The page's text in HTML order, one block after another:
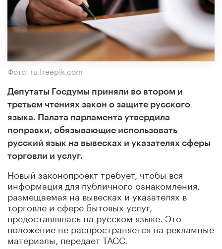
Фото: ru.freepik.com
Депутаты Госдумы приняли во втором и
третьем чтениях закон о защите русского
языка. Палата парламента утвердила
поправки, обязывающие использовать
русский язык на вывесках и указателях сферы
торговли и услуг.
Новый законопроект требует, чтобы вся
информация для публичного ознакомления,
размещаемая на вывесках и указателях в
торговле и сфере бытовых услуг,
предоставлялась на русском языке. Это
положение не распространяется на рекламные
материалы, передает ТАСС.